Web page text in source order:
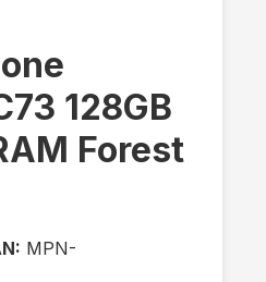
128GB
Forest
MPN-